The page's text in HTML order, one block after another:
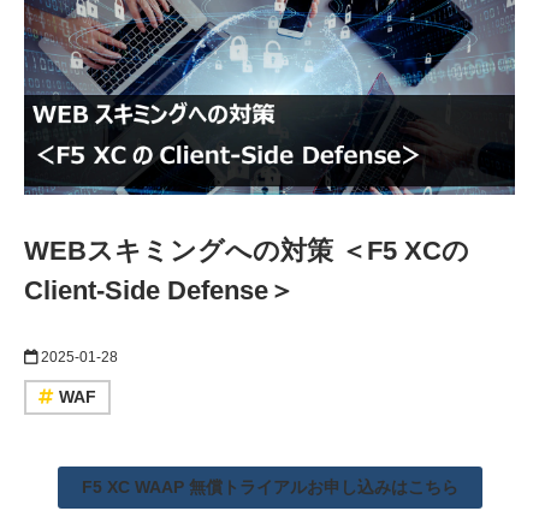
イベント / セミナー
WEBスキミングへの対策 ＜F5 XCの
Client-Side Defense＞
2025-01-28
WAF
F5 XC WAAP 無償トライアルお申し込みはこちら